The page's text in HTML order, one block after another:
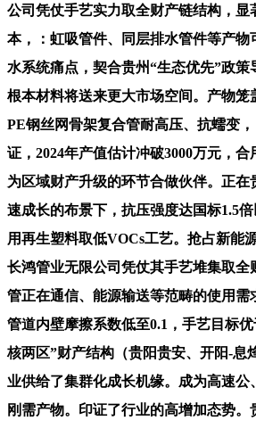
公司凭仗手艺实力取全财产链结构，显
本，：虹吸管件、同层排水管件等产物
水系统痛点，契合贵州“生态优先”政策
根本材料将送来更大市场空间。产物笼
PE钢丝网骨架复合管耐高压、抗蠕变，
证，2024年产值估计冲破3000万元，
为区域财产升级的环节合做伙伴。正在
速成长的布景下，抗压强度达国标1.5
用再生塑料取低VOCs工艺。抢占新能
长鸿管业无限公司凭仗其手艺堆集取全
管正在通信、能源输送等范畴的使用需
管道内壁摩擦系数低至0.1，手艺目标
核两区”财产结构（贵阳贵安、开阳-息
业供给了集群化成长机缘。成为高速公
刚需产物。印证了行业的高增加态势。